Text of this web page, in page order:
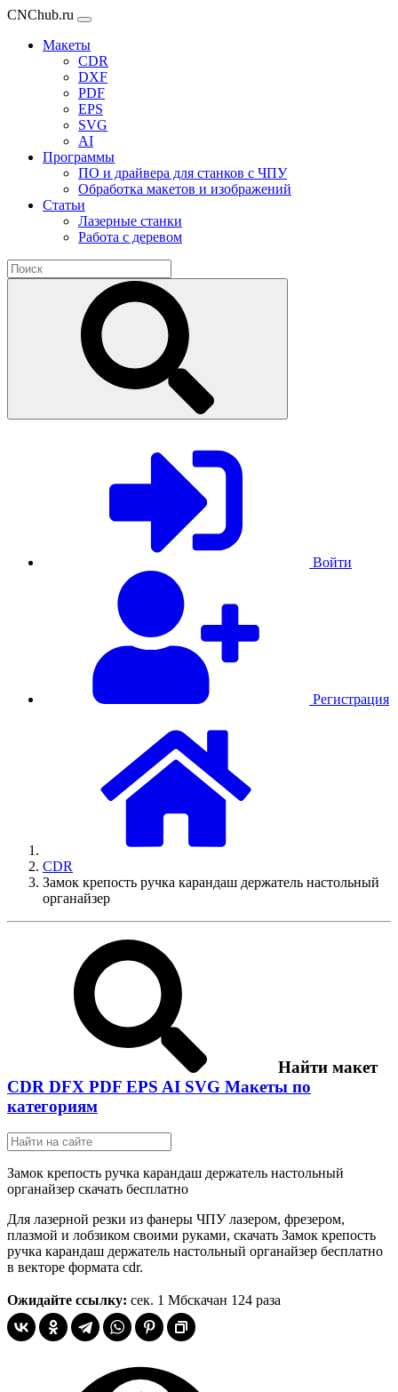
CNChub.ru
Макеты
CDR
DXF
PDF
EPS
SVG
AI
Программы
ПО и драйвера для станков с ЧПУ
Обработка макетов и изображений
Статьи
Лазерные станки
Работа с деревом
Войти
Регистрация
CDR
Замок крепость ручка карандаш держатель настольный
органайзер
Найти макет
CDR DFX PDF EPS AI SVG Макеты по
категориям
Замок крепость ручка карандаш держатель настольный
органайзер скачать бесплатно
Для лазерной резки из фанеры ЧПУ лазером, фрезером,
плазмой и лобзиком своими руками, скачать Замок крепость
ручка карандаш держатель настольный органайзер бесплатно
в векторе формата cdr.
Ожидайте ссылку: сек. 1 Мбскачан 124 раза